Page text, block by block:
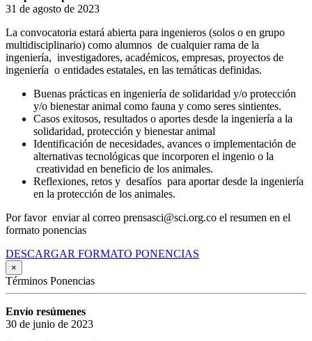
31 de agosto de 2023
La convocatoria estará abierta para ingenieros (solos o en grupo
multidisciplinario) como alumnos de cualquier rama de la
ingeniería, investigadores, académicos, empresas, proyectos de
ingeniería o entidades estatales, en las temáticas definidas.
Buenas prácticas en ingeniería de solidaridad y/o protección
y/o bienestar animal como fauna y como seres sintientes.
Casos exitosos, resultados o aportes desde la ingeniería a la
solidaridad, protección y bienestar animal
Identificación de necesidades, avances o implementación de
alternativas tecnológicas que incorporen el ingenio o la
creatividad en beneficio de los animales.
Reflexiones, retos y desafíos para aportar desde la ingeniería
en la protección de los animales.
Por favor enviar al correo prensasci@sci.org.co el resumen en el
formato ponencias
DESCARGAR FORMATO PONENCIAS
×
Términos Ponencias
Envío resúmenes
30 de junio de 2023